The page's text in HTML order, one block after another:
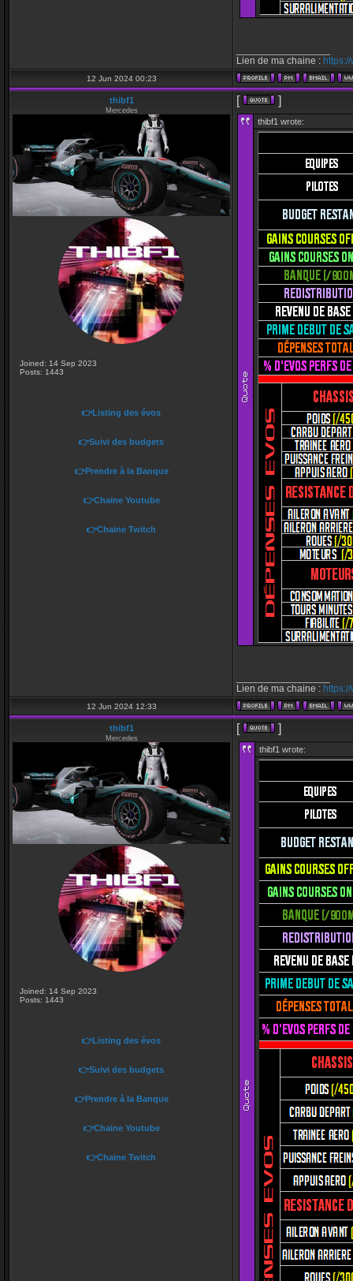
Lien de ma chaine :
12 Jun 2024 00:23
thibf1
Mercedes
Joined: 14 Sep 2023
Posts: 1443
👉Listing des évos
👉Suivi des budgets
👉Prendre à la Banque
👉Chaine Youtube
👉Chaine Twitch
[ ]
thibf1 wrote:
Lien de ma chaine :
12 Jun 2024 12:33
thibf1
Mercedes
Joined: 14 Sep 2023
Posts: 1443
👉Listing des évos
👉Suivi des budgets
👉Prendre à la Banque
👉Chaine Youtube
👉Chaine Twitch
[ ]
thibf1 wrote: